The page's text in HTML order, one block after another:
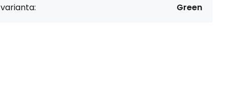
varianta: Green